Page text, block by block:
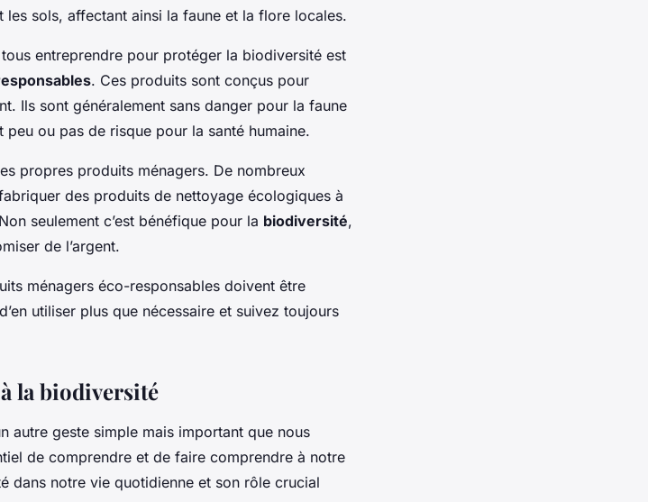
les sols, affectant ainsi la faune et la flore locales.
entreprendre pour protéger la biodiversité est
. Ces produits sont conçus pour
Ils sont généralement sans danger pour la faune
ou pas de risque pour la santé humaine.
propres produits ménagers. De nombreux
des produits de nettoyage écologiques à
seulement c’est bénéfique pour la biodiversité,
de l’argent.
ménagers éco-responsables doivent être
utiliser plus que nécessaire et suivez toujours
la biodiversité
autre geste simple mais important que nous
de comprendre et de faire comprendre à notre
dans notre vie quotidienne et son rôle crucial